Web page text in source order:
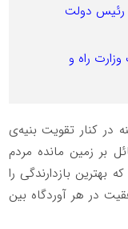
رئیس دولت
راه و
در کنار تقویت بنیه‌ی
بر زمین مانده مردم
بازدارندگی را
در هر آوردگاه بین